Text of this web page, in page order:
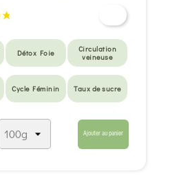
Détox Foie
Circulation
veineuse
Cycle Féminin Taux de sucre
Détox métaux
Détox peau
Ajouter au panier